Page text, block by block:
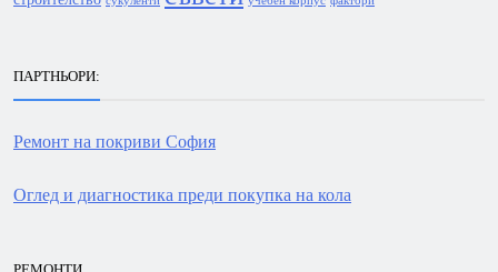
ПАРТНЬОРИ:
Ремонт на покриви София
Оглед и диагностика преди покупка на кола